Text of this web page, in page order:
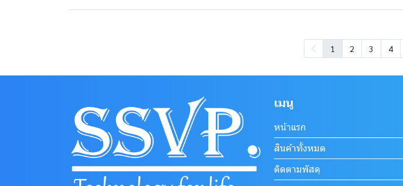
1 2 3 4
เมนู
หน้าแรก
สินค้าทั้งหมด
ติดตามพัสดุ